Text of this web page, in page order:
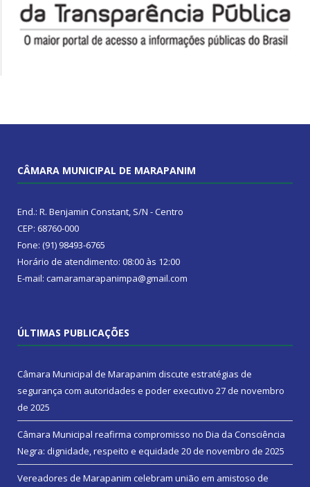
CÂMARA MUNICIPAL DE MARAPANIM
End.: R. Benjamin Constant, S/N - Centro
CEP: 68760-000
Fone: (91) 98493-6765
Horário de atendimento: 08:00 às 12:00
E-mail: camaramarapanimpa@gmail.com
ÚLTIMAS PUBLICAÇÕES
Câmara Municipal de Marapanim discute estratégias de
segurança com autoridades e poder executivo 27 de novembro
de 2025
Câmara Municipal reafirma compromisso no Dia da Consciência
Negra: dignidade, respeito e equidade 20 de novembro de 2025
Vereadores de Marapanim celebram união em amistoso de